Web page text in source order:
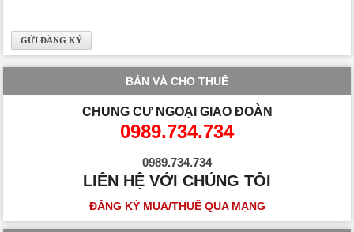
BÁN VÀ CHO THUÊ
CHUNG CƯ NGOẠI GIAO ĐOÀN
0989.734.734
0989.734.734
LIÊN HỆ VỚI CHÚNG TÔI
ĐĂNG KÝ MUA/THUÊ QUA MẠNG